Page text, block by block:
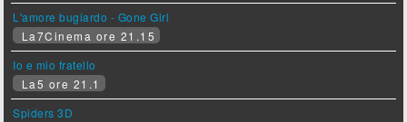
L'amore bugiardo - Gone Girl
La7Cinema ore 21.15
Io e mio fratello
La5 ore 21.1
Spiders 3D